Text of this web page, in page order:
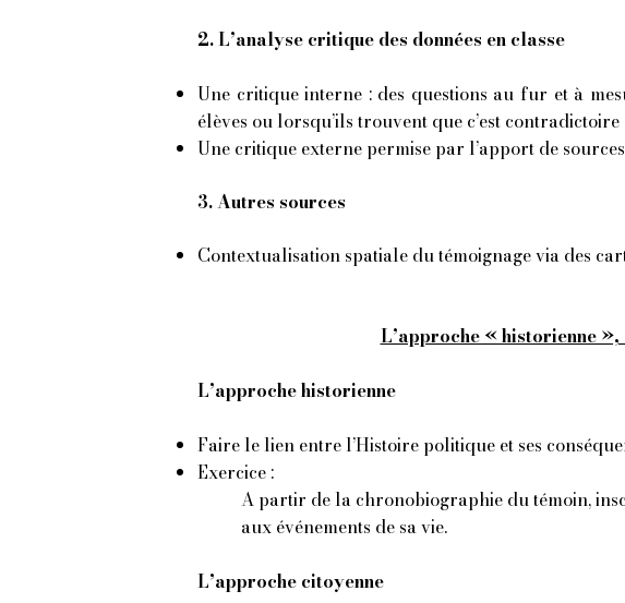
2. L’analyse critique des données en classe
Une critique interne : des questions au fur et à
élèves ou lorsqu’ils trouvent que c’est contradictoire
Une critique externe permise par l’apport de
3. Autres sources
Contextualisation spatiale du témoignage via des
L’approche « historienne
L’approche historienne
Faire le lien entre l’Histoire politique et ses
Exercice :
A partir de la chronobiographie du témoin,
aux événements de sa vie.
L’approche citoyenne